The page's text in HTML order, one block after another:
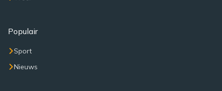
Populair
Sport
Nieuws